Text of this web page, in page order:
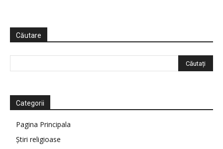
Căutare
Categorii
Pagina Principala
Știri religioase